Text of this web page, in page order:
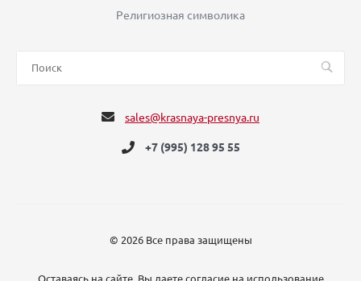
Религиозная символика
sales@krasnaya-presnya.ru
+7 (995) 128 95 55
© 2026 Все права защищены